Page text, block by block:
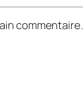
commentaire.